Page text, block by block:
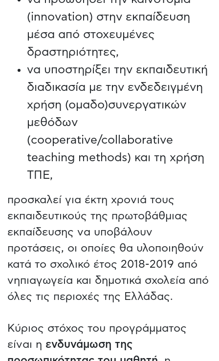
(innovation) στην εκπαίδευση
μέσα από στοχευμένες
δραστηριότητες,
να υποστηρίξει την εκπαιδευτική
διαδικασία με την ενδεδειγμένη
χρήση (ομαδο)συνεργατικών
μεθόδων
(cooperative/collaborative
teaching methods) και τη χρήση
ΤΠΕ,
προσκαλεί για έκτη χρονιά τους
εκπαιδευτικούς της πρωτοβάθμιας
εκπαίδευσης να υποβάλουν
προτάσεις, οι οποίες θα υλοποιηθούν
κατά το σχολικό έτος 2018-2019 από
νηπιαγωγεία και δημοτικά σχολεία από
όλες τις περιοχές της Ελλάδας.
Κύριος στόχος του προγράμματος
είναι η ενδυνάμωση της